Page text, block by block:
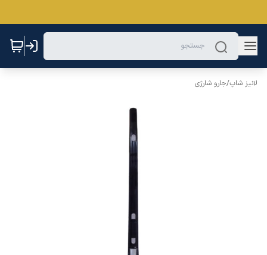
لانیز شاپ/جارو شارژی